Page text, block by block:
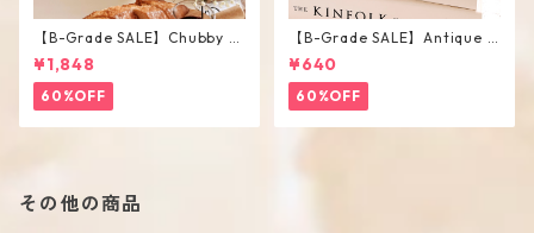
【B-Grade SALE】Chubby V
ase / M
¥1,848
60%OFF
【B-Grade SALE】Antique F
lower Vase #C
¥640
60%OFF
その他の商品